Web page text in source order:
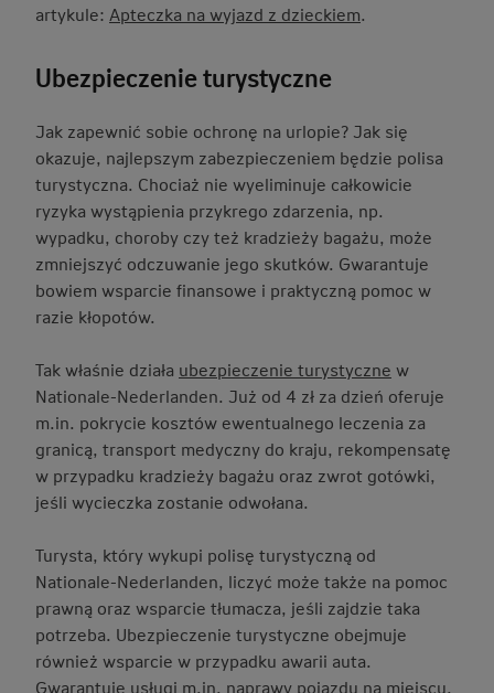
artykule: Apteczka na wyjazd z dzieckiem.
Ubezpieczenie turystyczne
Jak zapewnić sobie ochronę na urlopie? Jak się
okazuje, najlepszym zabezpieczeniem będzie polisa
turystyczna. Chociaż nie wyeliminuje całkowicie
ryzyka wystąpienia przykrego zdarzenia, np.
wypadku, choroby czy też kradzieży bagażu, może
zmniejszyć odczuwanie jego skutków. Gwarantuje
bowiem wsparcie finansowe i praktyczną pomoc w
razie kłopotów.
Tak właśnie działa ubezpieczenie turystyczne w
Nationale-Nederlanden. Już od 4 zł za dzień oferuje
m.in. pokrycie kosztów ewentualnego leczenia za
granicą, transport medyczny do kraju, rekompensatę
w przypadku kradzieży bagażu oraz zwrot gotówki,
jeśli wycieczka zostanie odwołana.
Turysta, który wykupi polisę turystyczną od
Nationale-Nederlanden, liczyć może także na pomoc
prawną oraz wsparcie tłumacza, jeśli zajdzie taka
potrzeba. Ubezpieczenie turystyczne obejmuje
również wsparcie w przypadku awarii auta.
Gwarantuje usługi m.in. naprawy pojazdu na miejscu,